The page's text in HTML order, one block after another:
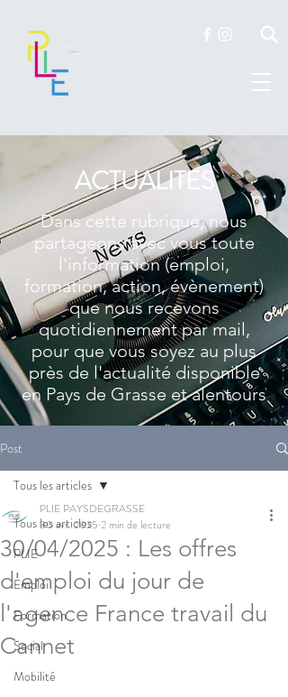
ACTUALITES
Dans cette rubrique, nous
partageons avec vous toute
l'information (emploi,
formation, action, évènement)
que nous recevons
quotidiennement par mail,
pour que vous soyez au plus
près de l'actualité disponible
en Pays de Grasse et alentours
Post
Tous les articles
PLIE
Emploi
Formation
Social
Mobilité
Tous les articles
30/04/2025 : Les offres
d'emploi du jour de
l'agence France travail du
Cannet
PLIE PAYSDEGRASSE
30 avr. 2025 2 min de lecture